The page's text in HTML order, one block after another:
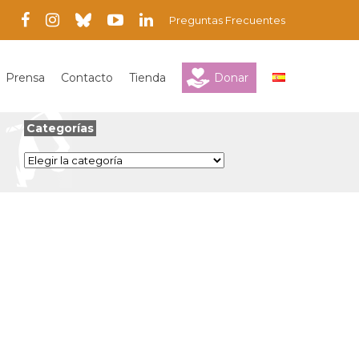
Preguntas Frecuentes
Prensa Contacto Tienda Donar
Categorías
Categorías